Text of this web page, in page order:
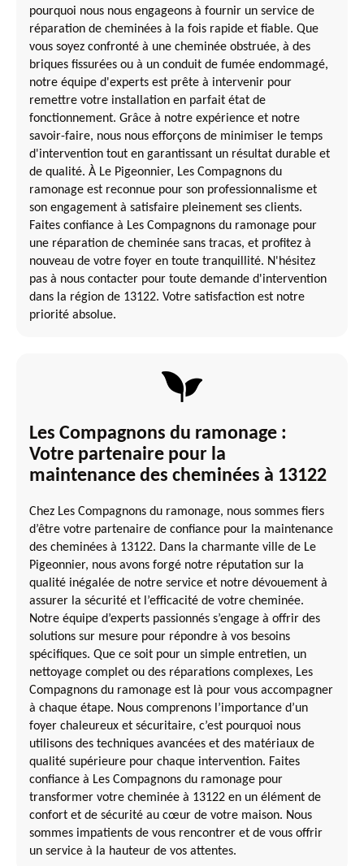
pourquoi nous nous engageons à fournir un service de
réparation de cheminées à la fois rapide et fiable. Que
vous soyez confronté à une cheminée obstruée, à des
briques fissurées ou à un conduit de fumée endommagé,
notre équipe d'experts est prête à intervenir pour
remettre votre installation en parfait état de
fonctionnement. Grâce à notre expérience et notre
savoir-faire, nous nous efforçons de minimiser le temps
d'intervention tout en garantissant un résultat durable et
de qualité. À Le Pigeonnier, Les Compagnons du
ramonage est reconnue pour son professionnalisme et
son engagement à satisfaire pleinement ses clients.
Faites confiance à Les Compagnons du ramonage pour
une réparation de cheminée sans tracas, et profitez à
nouveau de votre foyer en toute tranquillité. N'hésitez
pas à nous contacter pour toute demande d'intervention
dans la région de 13122. Votre satisfaction est notre
priorité absolue.
Les Compagnons du ramonage :
Votre partenaire pour la
maintenance des cheminées à 13122
Chez Les Compagnons du ramonage, nous sommes fiers
d’être votre partenaire de confiance pour la maintenance
des cheminées à 13122. Dans la charmante ville de Le
Pigeonnier, nous avons forgé notre réputation sur la
qualité inégalée de notre service et notre dévouement à
assurer la sécurité et l’efficacité de votre cheminée.
Notre équipe d’experts passionnés s’engage à offrir des
solutions sur mesure pour répondre à vos besoins
spécifiques. Que ce soit pour un simple entretien, un
nettoyage complet ou des réparations complexes, Les
Compagnons du ramonage est là pour vous accompagner
à chaque étape. Nous comprenons l’importance d’un
foyer chaleureux et sécuritaire, c’est pourquoi nous
utilisons des techniques avancées et des matériaux de
qualité supérieure pour chaque intervention. Faites
confiance à Les Compagnons du ramonage pour
transformer votre cheminée à 13122 en un élément de
confort et de sécurité au cœur de votre maison. Nous
sommes impatients de vous rencontrer et de vous offrir
un service à la hauteur de vos attentes.